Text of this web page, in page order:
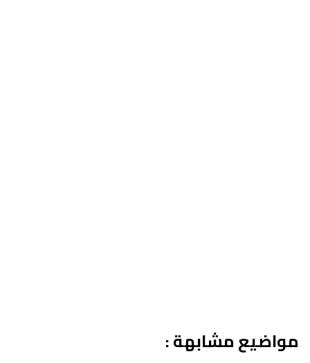
مواضيع مشابهة :